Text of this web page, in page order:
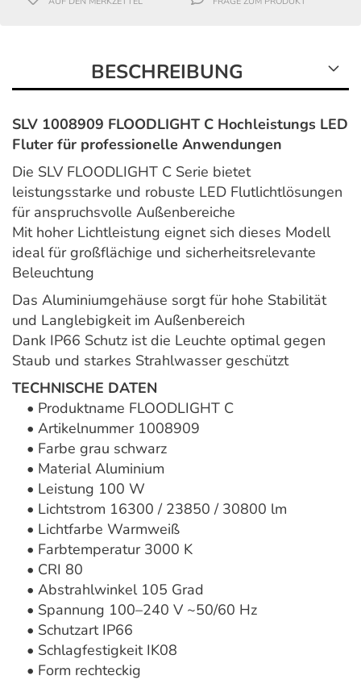
BESCHREIBUNG
SLV 1008909 FLOODLIGHT C Hochleistungs LED
Fluter für professionelle Anwendungen
Die SLV FLOODLIGHT C Serie bietet
leistungsstarke und robuste LED Flutlichtlösungen
für anspruchsvolle Außenbereiche
Mit hoher Lichtleistung eignet sich dieses Modell
ideal für großflächige und sicherheitsrelevante
Beleuchtung
Das Aluminiumgehäuse sorgt für hohe Stabilität
und Langlebigkeit im Außenbereich
Dank IP66 Schutz ist die Leuchte optimal gegen
Staub und starkes Strahlwasser geschützt
TECHNISCHE DATEN
• Produktname FLOODLIGHT C
• Artikelnummer 1008909
• Farbe grau schwarz
• Material Aluminium
• Leistung 100 W
• Lichtstrom 16300 / 23850 / 30800 lm
• Lichtfarbe Warmweiß
• Farbtemperatur 3000 K
• CRI 80
• Abstrahlwinkel 105 Grad
• Spannung 100–240 V ~50/60 Hz
• Schutzart IP66
• Schlagfestigkeit IK08
• Form rechteckig